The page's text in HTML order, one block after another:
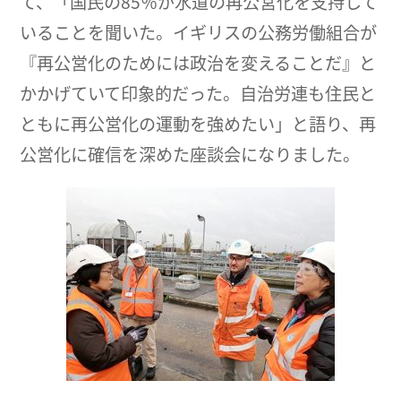
いることを聞いた。イギリスの公務労働組合が
『再公営化のためには政治を変えることだ』と
かかげていて印象的だった。自治労連も住民と
ともに再公営化の運動を強めたい」と語り、再
公営化に確信を深めた座談会になりました。